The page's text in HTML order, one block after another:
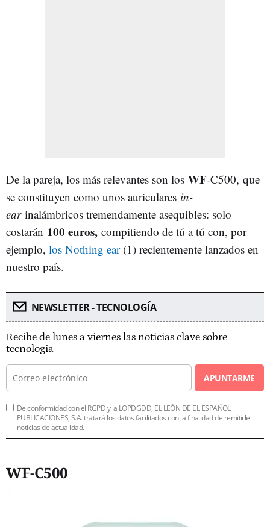
De la pareja, los más relevantes son los WF-C500, que
se constituyen como unos auriculares in-
ear inalámbricos tremendamente asequibles: solo
costarán 100 euros, compitiendo de tú a tú con, por
ejemplo, los Nothing ear(1) recientemente lanzados en
nuestro país.
NEWSLETTER - TECNOLOGÍA
Recibe de lunes a viernes las noticias clave sobre
tecnología
APUNTARME
De conformidad con el RGPD y la LOPDGDD, EL LEÓN DE EL ESPAÑOL
PUBLICACIONES, S.A. tratará los datos facilitados con la finalidad de remitirle
noticias de actualidad.
WF-C500